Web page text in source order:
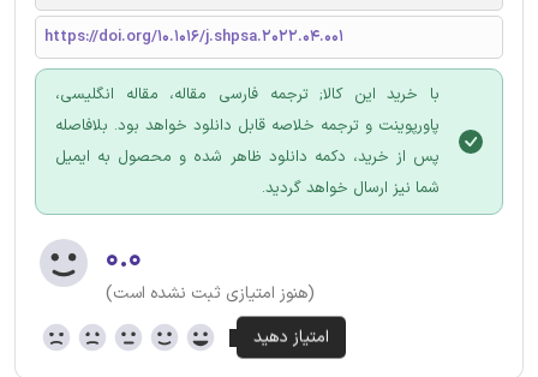
https://doi.org/10.1016/j.shpsa.2022.04.001
با خرید این کالا; ترجمه فارسی مقاله، مقاله انگلیسی،
پاورپوینت و ترجمه خلاصه قابل دانلود خواهد بود. بلافاصله
پس از خرید، دکمه دانلود ظاهر شده و محصول به ایمیل
شما نیز ارسال خواهد گردید.
۰.۰
(هنوز امتیازی ثبت نشده است)